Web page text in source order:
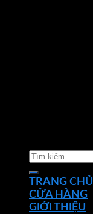
Tìm
kiếm:
TRANG CHỦ
CỬA HÀNG
GIỚI THIỆU